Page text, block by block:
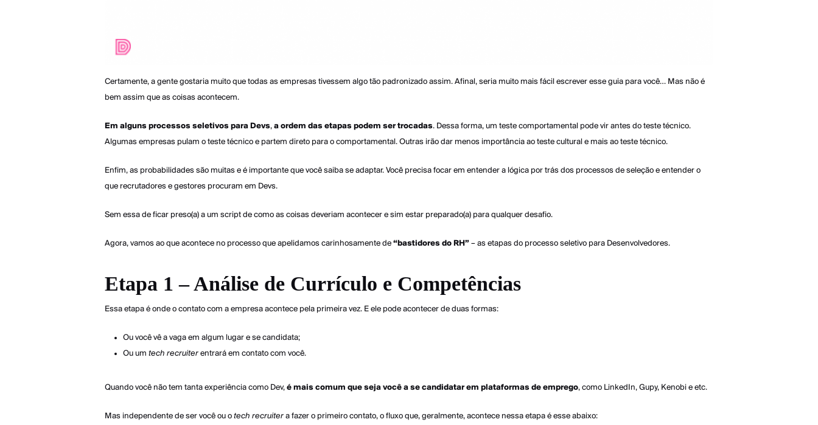
Certamente, a gente gostaria muito que todas as empresas tivessem algo tão padronizado assim. Afinal, seria muito mais fácil escrever esse guia para você… Mas não é
bem assim que as coisas acontecem.
Em alguns processos seletivos para Devs, a ordem das etapas podem ser trocadas. Dessa forma, um teste comportamental pode vir antes do teste técnico.
Algumas empresas pulam o teste técnico e partem direto para o comportamental. Outras irão dar menos importância ao teste cultural e mais ao teste técnico.
Enfim, as probabilidades são muitas e é importante que você saiba se adaptar. Você precisa focar em entender a lógica por trás dos processos de seleção e entender o
que recrutadores e gestores procuram em Devs.
Sem essa de ficar preso(a) a um script de como as coisas deveriam acontecer e sim estar preparado(a) para qualquer desafio.
Agora, vamos ao que acontece no processo que apelidamos carinhosamente de “bastidores do RH” – as etapas do processo seletivo para Desenvolvedores.
Etapa 1 – Análise de Currículo e Competências
Essa etapa é onde o contato com a empresa acontece pela primeira vez. E ele pode acontecer de duas formas:
Ou você vê a vaga em algum lugar e se candidata;
Ou um tech recruiter entrará em contato com você.
Quando você não tem tanta experiência como Dev, é mais comum que seja você a se candidatar em plataformas de emprego, como LinkedIn, Gupy, Kenobi e etc.
Mas independente de ser você ou o tech recruiter a fazer o primeiro contato, o fluxo que, geralmente, acontece nessa etapa é esse abaixo: